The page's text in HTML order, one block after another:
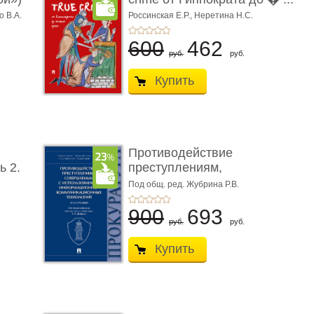
В.А. Россинская Е.Р., Неретина Н.С.
600 руб. 462 руб.
Купить
2.
Противодействие
преступлениям,
совершаемым с ...
Под общ. ред. Жубрина Р.В.
900 руб. 693 руб.
Купить